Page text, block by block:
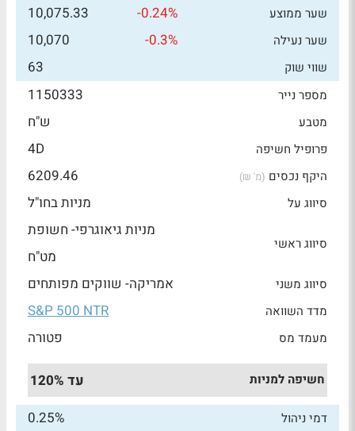
שער ממוצע -0.24%
10,075.33
שער נעילה -0.3%
10,070
שווי שוק 63
מספר נייר 1150333
מטבע ש"ח
פרופיל חשיפה 4D
היקף נכסים (מ' ₪) 6209.46
סיווג על מניות בחו"ל
סיווג ראשי
מניות גיאוגרפי- חשופת
מט"ח
סיווג משני אמריקה- שווקים מפותחים
מדד השוואה S&P 500 NTR
מעמד מס פטורה
חשיפה למניות עד 120%
דמי ניהול 0.25%